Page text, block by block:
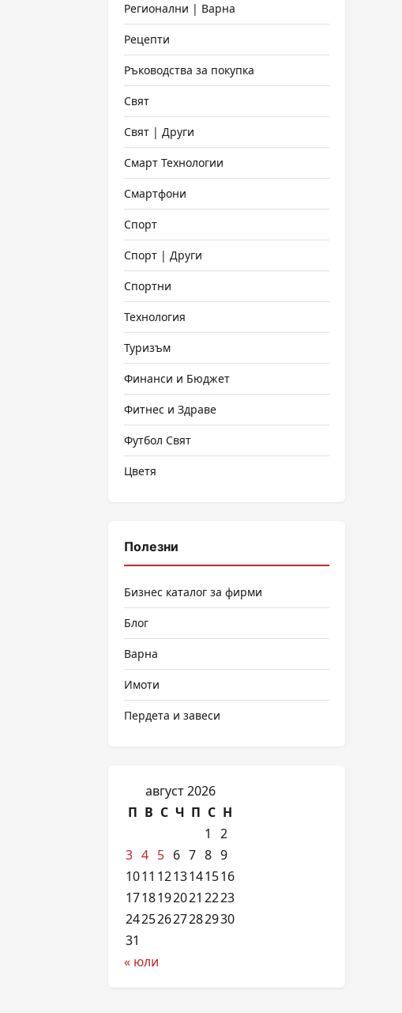
Регионални | Варна
Рецепти
Ръководства за покупка
Свят
Свят | Други
Смарт Технологии
Смартфони
Спорт
Спорт | Други
Спортни
Технология
Туризъм
Финанси и Бюджет
Фитнес и Здраве
Футбол Свят
Цветя
Полезни
Бизнес каталог за фирми
Блог
Варна
Имоти
Пердета и завеси
август 2026
П В С Ч П С Н
1
2
3 4 5 6 7 8 9
1011 1213141516
1718192021 2223
24252627282930
31
« юли